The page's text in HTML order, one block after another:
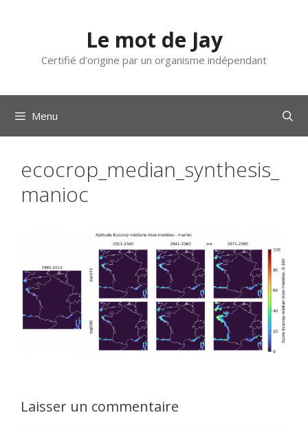
Le mot de Jay
Certifié d'origine par un organisme indépendant
Menu
ecocrop_median_synthesis_
manioc
Laisser un commentaire